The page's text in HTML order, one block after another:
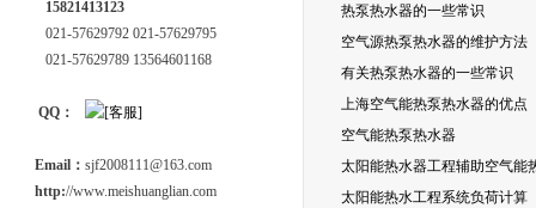
15821413123
021-57629792 021-57629795
021-57629789 13564601168
QQ：
Email： sjf2008111@163.com
http://www.meishuanglian.com
热泵热水器的一些常识
空气源热泵热水器的维护方法
有关热泵热水器的一些常识
上海空气能热泵热水器的优点
空气能热泵热水器
太阳能热水器工程辅助空气能
太阳能热水工程系统负荷计算